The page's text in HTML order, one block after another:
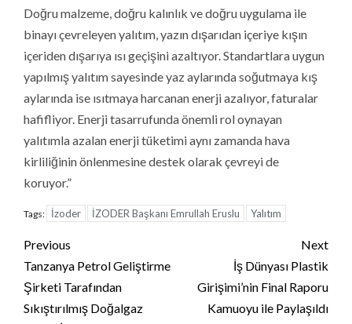
Doğru malzeme, doğru kalınlık ve doğru uygulama ile
binayı çevreleyen yalıtım, yazın dışarıdan içeriye kışın
içeriden dışarıya ısı geçişini azaltıyor. Standartlara uygun
yapılmış yalıtım sayesinde yaz aylarında soğutmaya kış
aylarında ise ısıtmaya harcanan enerji azalıyor, faturalar
hafifliyor. Enerji tasarrufunda önemli rol oynayan
yalıtımla azalan enerji tüketimi aynı zamanda hava
kirliliğinin önlenmesine destek olarak çevreyi de
koruyor.”
Tags: İzoder İZODER Başkanı Emrullah Eruslu Yalıtım
Continue
Reading
Previous
Tanzanya Petrol Geliştirme
Şirketi Tarafından
Sıkıştırılmış Doğalgaz
Next
İş Dünyası Plastik
Girişimi’nin Final Raporu
Kamuoyu ile Paylaşıldı